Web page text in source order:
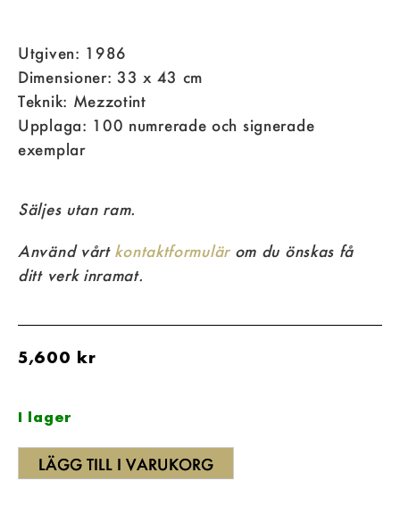
Utgiven: 1986
Dimensioner: 33 x 43 cm
Teknik: Mezzotint
Upplaga: 100 numrerade och signerade
exemplar
Säljes utan ram.
Använd vårt kontaktformulärom du önskas få
ditt verk inramat.
5,600 kr
I lager
LÄGG TILL I VARUKORG